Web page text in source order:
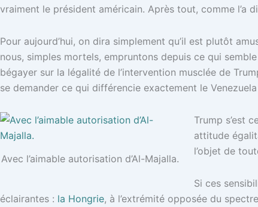
vraiment le président américain. Après tout, comme l’a
Pour aujourd’hui, on dira simplement qu’il est plutôt
nous, simples mortels, empruntons depuis ce qui
bégayer sur la légalité de l’intervention musclée de
se demander ce qui différencie exactement le
Avec l’aimable autorisation d’Al-Majalla.
Trump s’est
attitude
l’objet de
Si ces
éclairantes : la Hongrie, à l’extrémité opposée du